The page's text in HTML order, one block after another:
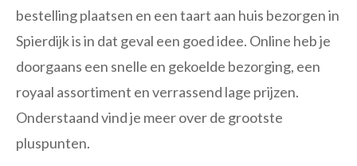
bestelling plaatsen en een taart aan huis bezorgen in
Spierdijk is in dat geval een goed idee. Online heb je
doorgaans een snelle en gekoelde bezorging, een
royaal assortiment en verrassend lage prijzen.
Onderstaand vind je meer over de grootste
pluspunten.